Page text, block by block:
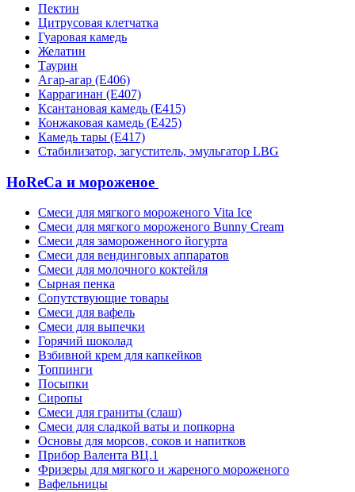
Пектин
Цитрусовая клетчатка
Гуаровая камедь
Желатин
Таурин
Агар-агар (Е406)
Каррагинан (Е407)
Ксантановая камедь (Е415)
Конжаковая камедь (Е425)
Камедь тары (Е417)
Стабилизатор, загуститель, эмульгатор LBG
HoReCa и мороженое
Смеси для мягкого мороженого Vita Ice
Смеси для мягкого мороженого Bunny Cream
Смеси для замороженного йогурта
Смеси для вендинговых аппаратов
Смеси для молочного коктейля
Сырная пенка
Сопутствующие товары
Смеси для вафель
Смеси для выпечки
Горячий шоколад
Взбивной крем для капкейков
Топпинги
Посыпки
Сиропы
Смеси для граниты (слаш)
Смеси для сладкой ваты и попкорна
Основы для морсов, соков и напитков
Прибор Валента ВЦ.1
Фризеры для мягкого и жареного мороженого
Вафельницы